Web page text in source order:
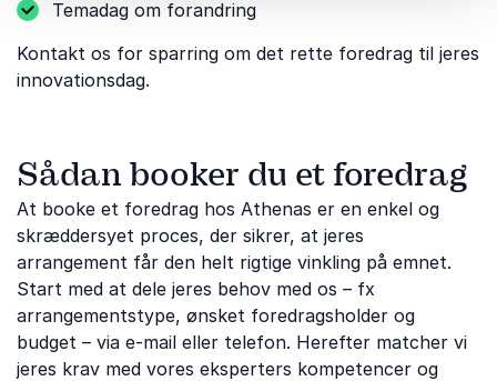
Temadag om forandring
Kontakt os for sparring om det rette foredrag til jeres
innovationsdag.
Sådan booker du et foredrag
At booke et foredrag hos Athenas er en enkel og
skræddersyet proces, der sikrer, at jeres
arrangement får den helt rigtige vinkling på emnet.
Start med at dele jeres behov med os – fx
arrangementstype, ønsket foredragsholder og
budget – via e-mail eller telefon. Herefter matcher vi
jeres krav med vores eksperters kompetencer og